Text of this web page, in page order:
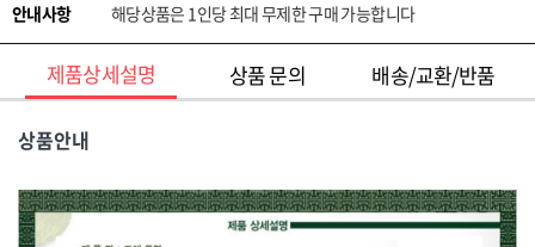
안내사항 해당상품은 1인당 최대 무제한 구매 가능합니다
제품상세설명 상품 문의 배송/교환/반품
상품안내